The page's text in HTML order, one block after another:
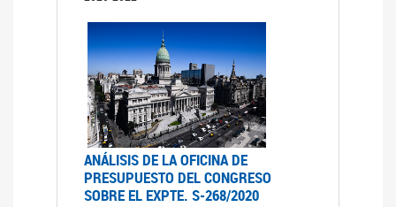
ANÁLISIS DE LA OFICINA DE
PRESUPUESTO DEL CONGRESO
SOBRE EL EXPTE. S-268/2020